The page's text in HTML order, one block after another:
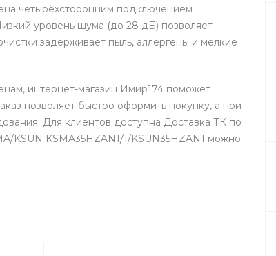
четырёхсторонним подключением
уровень шума (до 28 дБ) позволяет
задерживает пыль, аллергены и мелкие
интернет-магазин Имир174 поможет
позволяет быстро оформить покупку, а при
Для клиентов доступна Доставка ТК по
KSUN KSMA35HZAN1/1/KSUN35HZAN1 можно